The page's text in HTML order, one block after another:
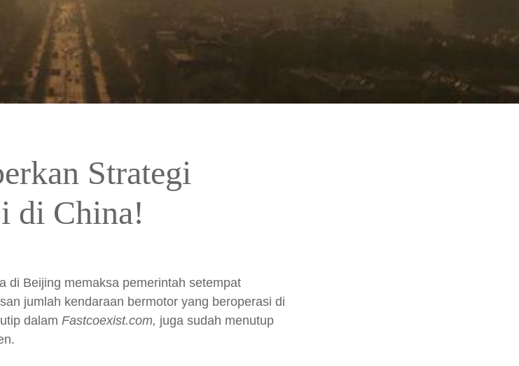
Strategi
di China!
di Beijing memaksa pemerintah setempat
jumlah kendaraan bermotor yang beroperasi di
dalam Fastcoexist.com, juga sudah menutup